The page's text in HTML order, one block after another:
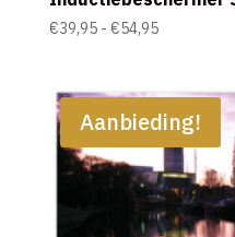
€39,95 - €54,95Prijsklasse:
€54,95
Aanbieding!